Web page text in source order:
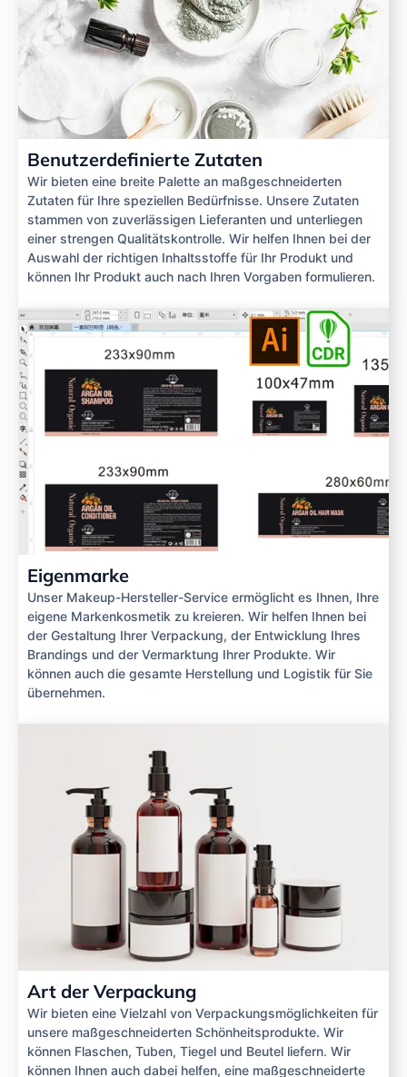
Benutzerdefinierte Zutaten
Wir bieten eine breite Palette an maßgeschneiderten
Zutaten für Ihre speziellen Bedürfnisse. Unsere Zutaten
stammen von zuverlässigen Lieferanten und unterliegen
einer strengen Qualitätskontrolle. Wir helfen Ihnen bei der
Auswahl der richtigen Inhaltsstoffe für Ihr Produkt und
können Ihr Produkt auch nach Ihren Vorgaben formulieren.
Eigenmarke
Unser Makeup-Hersteller-Service ermöglicht es Ihnen, Ihre
eigene Markenkosmetik zu kreieren. Wir helfen Ihnen bei
der Gestaltung Ihrer Verpackung, der Entwicklung Ihres
Brandings und der Vermarktung Ihrer Produkte. Wir
können auch die gesamte Herstellung und Logistik für Sie
übernehmen.
Art der Verpackung
Wir bieten eine Vielzahl von Verpackungsmöglichkeiten für
unsere maßgeschneiderten Schönheitsprodukte. Wir
können Flaschen, Tuben, Tiegel und Beutel liefern. Wir
können Ihnen auch dabei helfen, eine maßgeschneiderte